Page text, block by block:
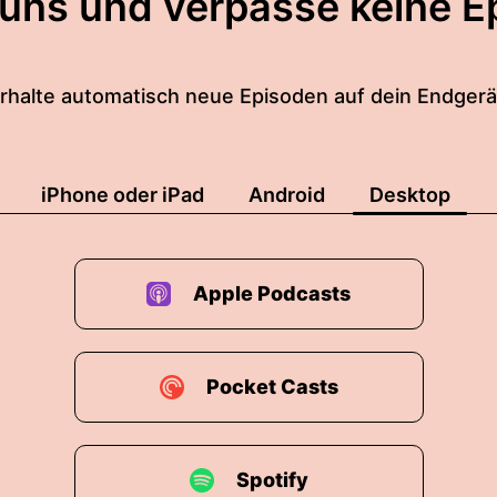
automatisch neue Episoden auf dein
iPhone oder iPad Android Desktop
Apple Podcasts
Pocket Casts
Spotify